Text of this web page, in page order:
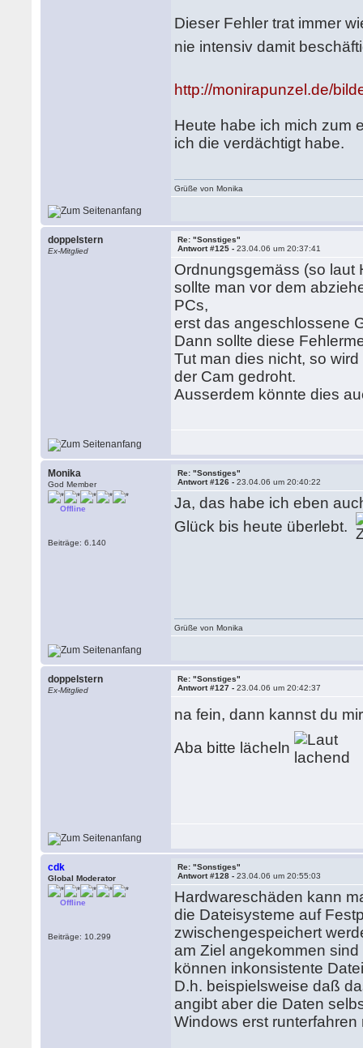
Dieser Fehler trat immer
nie intensiv damit
http://monirapunzel.de/
Heute habe ich mich zum
ich die verdächtigt habe.
Grüße von Monika
doppelstern
Ex-Mitglied
Re: "Sonstiges"
Antwort #125 -23.04.06 um 20:37:41
Ordnungsgemäss (so laut
sollte man vor dem
PCs,
erst das angeschlossene
Dann sollte diese
Tut man dies nicht, so
der Cam gedroht.
Ausserdem könnte dies
Monika
God Member
Offline
Beiträge: 6.140
Re: "Sonstiges"
Antwort #126 -23.04.06 um 20:40:22
Ja, das habe ich eben
Glück bis heute überlebt.
Grüße von Monika
doppelstern
Ex-Mitglied
Re: "Sonstiges"
Antwort #127 -23.04.06 um 20:42:37
na fein, dann kannst du
Aba bitte lächeln
cdk
Global Moderator
Offline
Beiträge: 10.299
Re: "Sonstiges"
Antwort #128 -23.04.06 um 20:55:03
Hardwareschäden kann
die Dateisysteme auf
zwischengespeichert
am Ziel angekommen
können inkonsistente
D.h. beispielsweise daß
angibt aber die Daten
Windows erst